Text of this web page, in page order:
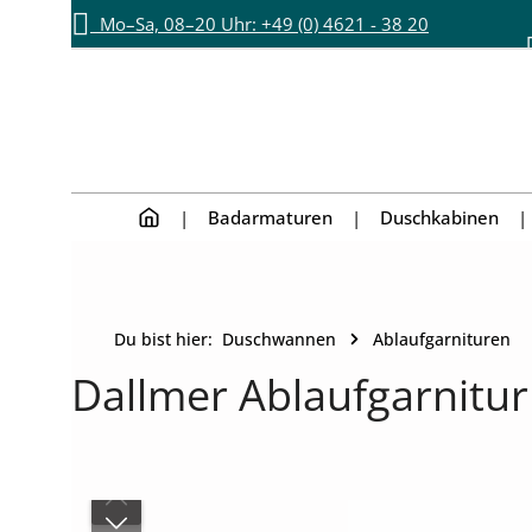
Zum Hauptinhalt springen
Zur Hauptnavigation springen
Mo–Sa, 08–20 Uhr: +49 (0) 4621 - 38 20
Badarmaturen Duschkabinen
Du bist hier: Duschwannen Ablaufgarnituren
Dallmer